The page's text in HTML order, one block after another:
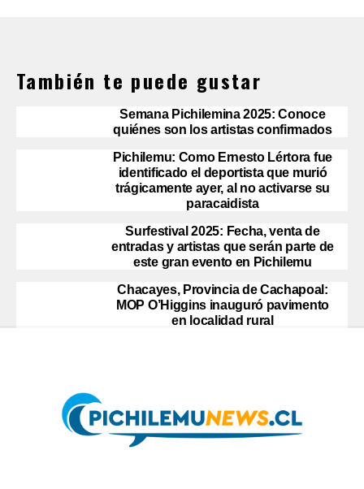
También te puede gustar
Semana Pichilemina 2025: Conoce
quiénes son los artistas confirmados
Pichilemu: Como Ernesto Lértora fue
identificado el deportista que murió
trágicamente ayer, al no activarse su
paracaidista
Surfestival 2025: Fecha, venta de
entradas y artistas que serán parte de
este gran evento en Pichilemu
Chacayes, Provincia de Cachapoal:
MOP O’Higgins inauguró pavimento
en localidad rural